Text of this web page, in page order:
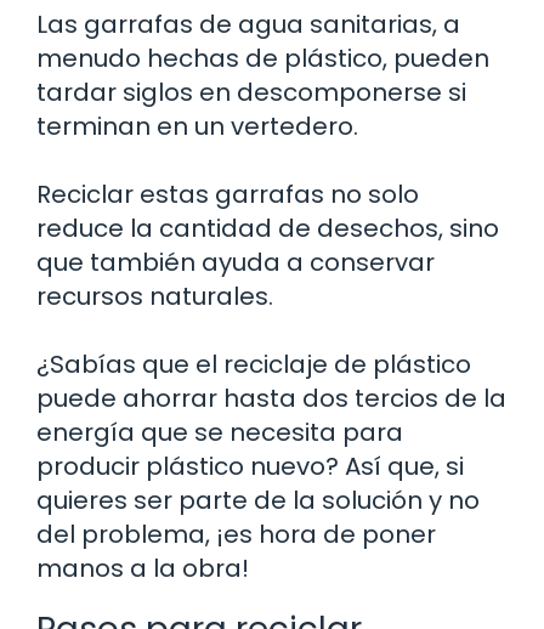
Las garrafas de agua sanitarias, a
menudo hechas de plástico, pueden
tardar siglos en descomponerse si
terminan en un vertedero.
Reciclar estas garrafas no solo
reduce la cantidad de desechos, sino
que también ayuda a conservar
recursos naturales.
¿Sabías que el reciclaje de plástico
puede ahorrar hasta dos tercios de la
energía que se necesita para
producir plástico nuevo? Así que, si
quieres ser parte de la solución y no
del problema, ¡es hora de poner
manos a la obra!